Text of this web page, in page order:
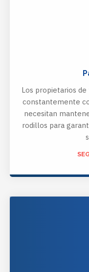
Los propietarios
constantemente
necesitan
rodillos para